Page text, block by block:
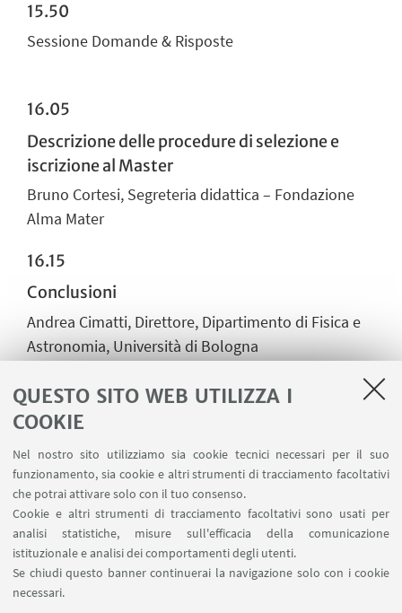
QUESTO SITO WEB UTILIZZA I
COOKIE
Nel nostro sito utilizziamo sia cookie tecnici necessari per il suo
funzionamento, sia cookie e altri strumenti di tracciamento facoltativi
che potrai attivare solo con il tuo consenso.
Cookie e altri strumenti di tracciamento facoltativi sono usati per
analisi statistiche, misure sull'efficacia della comunicazione
istituzionale e analisi dei comportamenti degli utenti.
Se chiudi questo banner continuerai la navigazione solo con i cookie
necessari.
15.50
Sessione Domande & Risposte
16.05
Descrizione delle procedure di selezione e
iscrizione al Master
Bruno Cortesi, Segreteria didattica – Fondazione
Alma Mater
16.15
Conclusioni
Andrea Cimatti, Direttore, Dipartimento di Fisica e
Astronomia, Università di Bologna
Guarda la registrazione dell'open day
dell'edizione 2025/2026
Guarda su YouTube